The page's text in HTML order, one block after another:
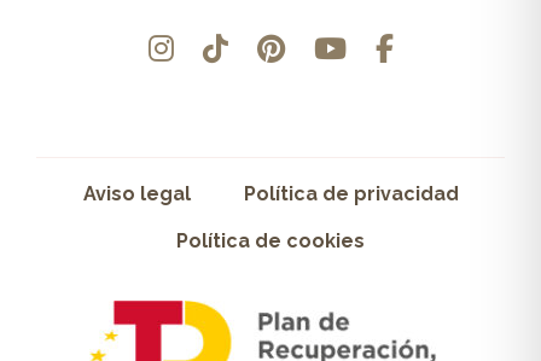
Aviso legal Política de privacidad
Política de cookies